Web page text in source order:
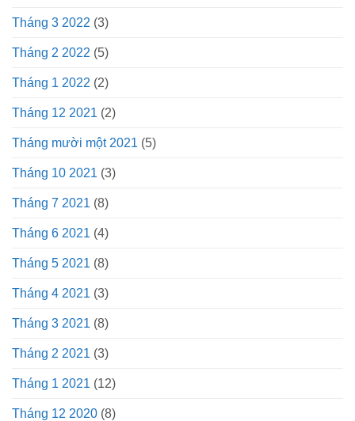
Tháng 3 2022 (3)
Tháng 2 2022 (5)
Tháng 1 2022 (2)
Tháng 12 2021 (2)
Tháng mười một 2021 (5)
Tháng 10 2021 (3)
Tháng 7 2021 (8)
Tháng 6 2021 (4)
Tháng 5 2021 (8)
Tháng 4 2021 (3)
Tháng 3 2021 (8)
Tháng 2 2021 (3)
Tháng 1 2021 (12)
Tháng 12 2020 (8)